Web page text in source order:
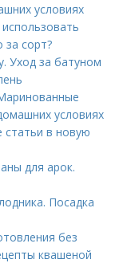
условиях
за сорт?
Уход за батуном
условиях
статьи в новую
для арок.
Посадка
без
квашеной